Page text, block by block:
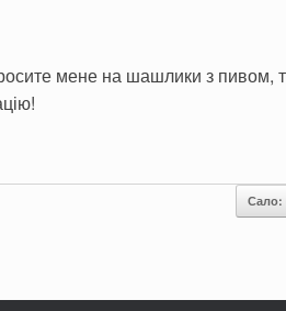
мене на шашлики з пивом,
Сало: